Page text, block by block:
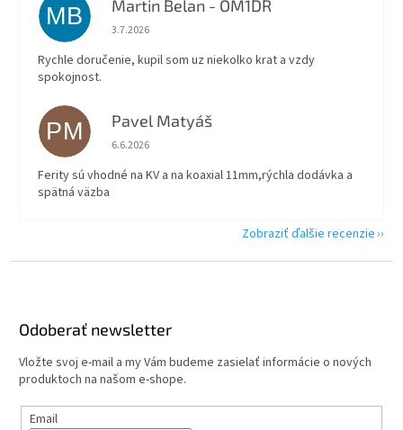
MB Martin Belan - OM1DR
Hodnotenie obchodu je 5 z 5 hviezdičiek.
3.7.2026
Rychle doručenie, kupil som uz niekolko krat a vzdy
spokojnost.
PM Pavel Matyáš
Hodnotenie obchodu je 5 z 5 hviezdičiek.
6.6.2026
Ferity sú vhodné na KV a na koaxial 11mm,rýchla dodávka a
spätná väzba
Zobraziť ďalšie recenzie
Odoberať newsletter
Vložte svoj e-mail a my Vám budeme zasielať informácie o nových
produktoch na našom e-shope.
Email